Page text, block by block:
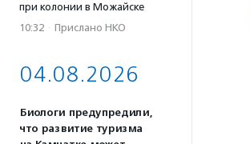
при колонии в Можайске
10:32 · Прислано НКО
04.08.2026
Биологи предупредили,
что развитие туризма